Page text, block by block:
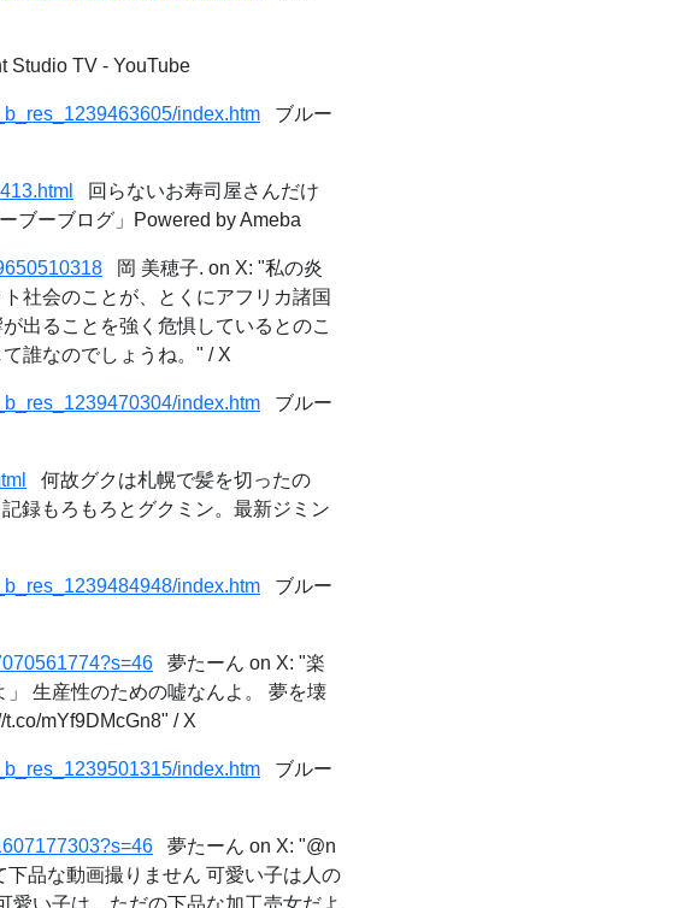
Studio TV - YouTube
index.htm ブルー
回らないお寿司屋さんだけ
ブーブログ」Powered by Ameba
岡 美穂子. on X: "私の炎
社会のことが、とくにアフリカ諸国
出ることを強く危惧しているとのこ
誰なのでしょうね。" / X
index.htm ブルー
何故グクは札幌で髪を切ったの
録もろもろとグクミン。最新ジミン
index.htm ブルー
夢たーん on X: "楽
生産性のための嘘なんよ。 夢を壊
mYf9DMcGn8" / X
index.htm ブルー
夢たーん on X: "@n
品な動画撮りません 可愛い子は人の
愛い子は、ただの下品な加工売女だよ